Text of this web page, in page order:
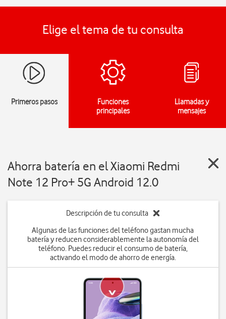
Elige el tema de tu consulta
Primeros pasos
Funciones
principales
Llamadas y
mensajes
Ahorra batería en el Xiaomi Redmi
Note 12 Pro+ 5G Android 12.0
Descripción de tu consulta
Algunas de las funciones del teléfono gastan mucha
batería y reducen considerablemente la autonomía del
teléfono. Puedes reducir el consumo de batería,
activando el modo de ahorro de energía.